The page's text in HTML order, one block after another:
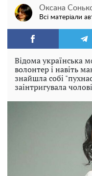
Оксана
Всі матеріали
Відома українська
волонтер і навіть
знайшла собі
заінтригувала